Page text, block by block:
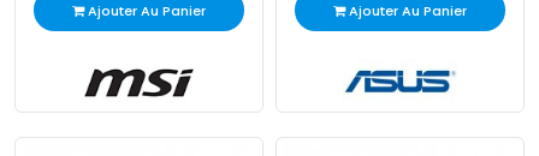
Ajouter Au Panier Ajouter Au Panier